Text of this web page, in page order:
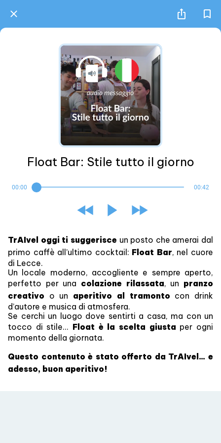
Float Bar: Stile tutto il giorno
00:00 00:42
TrAIvel oggi ti suggerisce un posto che amerai dal
primo caffè all’ultimo cocktail: Float Bar, nel cuore
di Lecce.
Un locale moderno, accogliente e sempre aperto,
perfetto per una colazione rilassata, un pranzo
creativo o un aperitivo al tramonto con drink
d’autore e musica di atmosfera.
Se cerchi un luogo dove sentirti a casa, ma con un
tocco di stile... Float è la scelta giusta per ogni
momento della giornata.
Questo contenuto è stato offerto da TrAIvel... e
adesso, buon aperitivo!